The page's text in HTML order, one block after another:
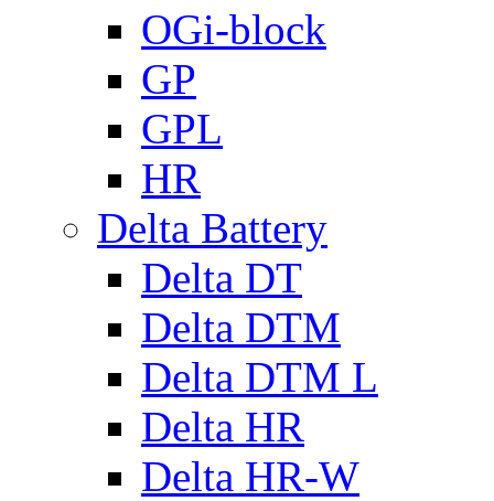
OGi-block
GP
GPL
HR
Delta Battery
Delta DT
Delta DTM
Delta DTM L
Delta HR
Delta HR-W